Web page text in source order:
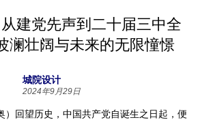
建党先声到二十届三中全
澜壮阔与未来的无限憧憬
城院设计
2024年9月29日
）回望历史，中国共产党自诞生之日起，便